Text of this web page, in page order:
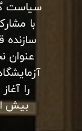
عنوان